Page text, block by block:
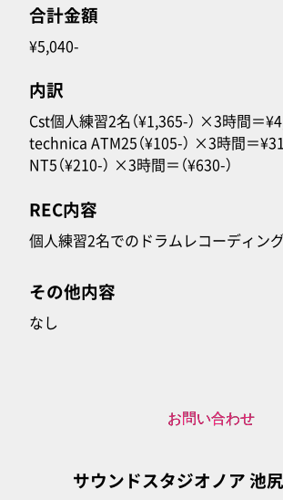
合計金額
¥5,040-
内訳
Cst個人練習2名（¥1,365-） ×3時間＝
technica ATM25（¥105-） ×3時間＝
NT5（¥210-） ×3時間＝（¥630-）
REC内容
個人練習2名でのドラムレコーディン
その他内容
なし
お問い合わせ
サウンドスタジオノア池